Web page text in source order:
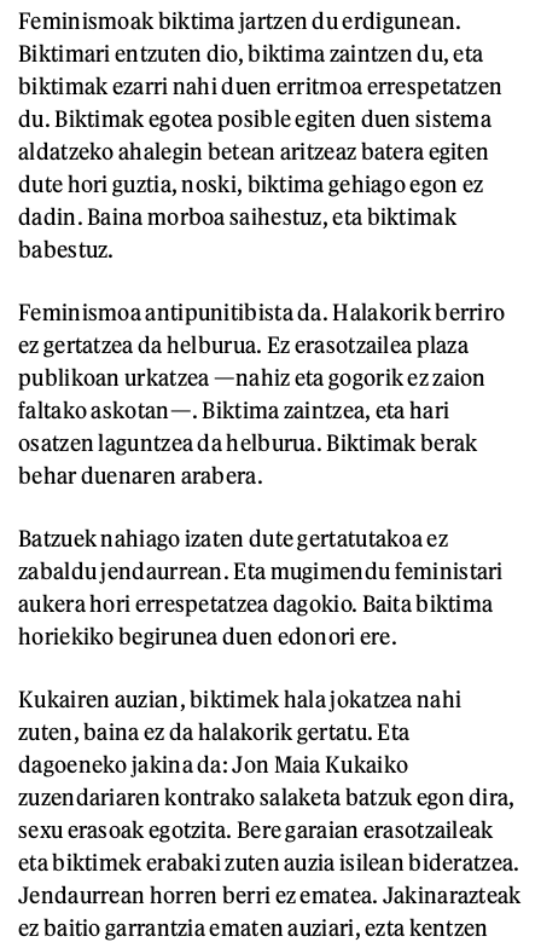
Feminismoak biktima jartzen du erdigunean.
Biktimari entzuten dio, biktima zaintzen du, eta
biktimak ezarri nahi duen erritmoa errespetatzen
du. Biktimak egotea posible egiten duen sistema
aldatzeko ahalegin betean aritzeaz batera egiten
dute hori guztia, noski, biktima gehiago egon ez
dadin. Baina morboa saihestuz, eta biktimak
babestuz.
Feminismoa antipunitibista da. Halakorik berriro
ez gertatzea da helburua. Ez erasotzailea plaza
publikoan urkatzea —nahiz eta gogorik ez zaion
faltako askotan—. Biktima zaintzea, eta hari
osatzen laguntzea da helburua. Biktimak berak
behar duenaren arabera.
Batzuek nahiago izaten dute gertatutakoa ez
zabaldu jendaurrean. Eta mugimendu feministari
aukera hori errespetatzea dagokio. Baita biktima
horiekiko begirunea duen edonori ere.
Kukairen auzian, biktimek hala jokatzea nahi
zuten, baina ez da halakorik gertatu. Eta
dagoeneko jakina da: Jon Maia Kukaiko
zuzendariaren kontrako salaketa batzuk egon dira,
sexu erasoak egotzita. Bere garaian erasotzaileak
eta biktimek erabaki zuten auzia isilean bideratzea.
Jendaurrean horren berri ez ematea. Jakinarazteak
ez baitio garrantzia ematen auziari, ezta kentzen